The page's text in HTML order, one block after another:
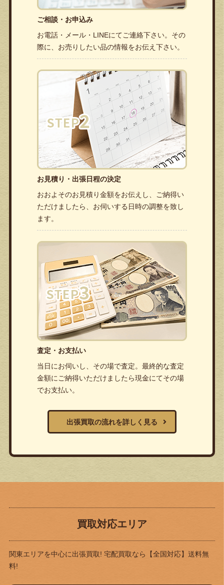
ご相談・お申込み
お電話・メール・LINEにてご連絡下さい。その
際に、お売りしたい品の情報をお伝え下さい。
お見積り・出張日程の決定
おおよそのお見積り金額をお伝えし、ご納得い
ただけましたら、お伺いする日時の調整を致し
ます。
査定・お支払い
当日にお伺いし、その場で査定。最終的な査定
金額にご納得いただけましたら現金にてその場
でお支払い。
出張買取の流れを詳しく見る
買取対応エリア
関東エリアを中心に出張買取! 宅配買取なら
【全国対応】送料無
料!